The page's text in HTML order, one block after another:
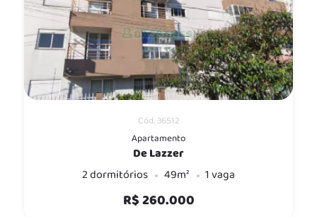
Cód. 36512
Apartamento
De Lazzer
2 dormitórios
49m² 1 vaga
R$ 260.000